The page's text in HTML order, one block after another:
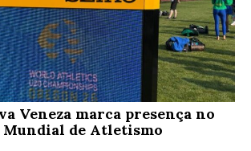
Veneza marca presença no
Mundial de Atletismo